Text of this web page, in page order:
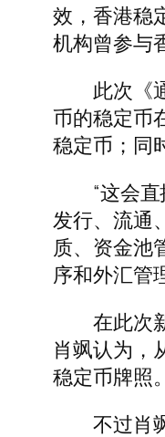
效，香港稳
机构曾参与
此次《通
币的稳定币
稳定币；同
“这会直
发行、流通
质、资金池
序和外汇管
在此次新
肖飒认为，
稳定币牌照。
不过肖飒